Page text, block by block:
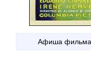
Афиша фильма